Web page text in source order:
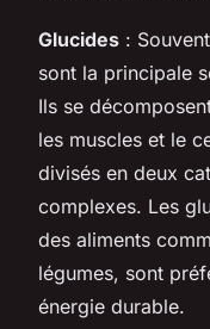
Glucides :
sont la principale
Ils se
les muscles et le
divisés en deux
complexes. Les
des aliments
légumes, sont
énergie durable.